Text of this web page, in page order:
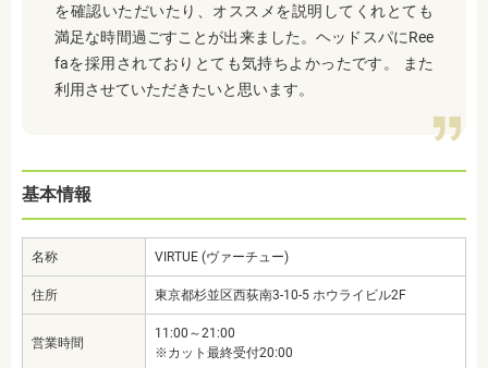
を確認いただいたり、オススメを説明してくれとても
満足な時間過ごすことが出来ました。ヘッドスパにRee
faを採用されておりとても気持ちよかったです。 また
利用させていただきたいと思います。
基本情報
名称 VIRTUE (ヴァーチュー)
住所 東京都杉並区西荻南3-10-5 ホウライビル2F
営業時間
11:00～21:00
※カット最終受付20:00